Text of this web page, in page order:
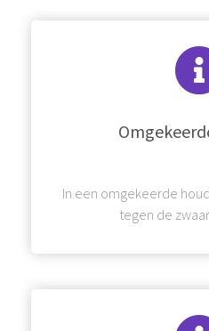
In een omgekeerde
tegen de